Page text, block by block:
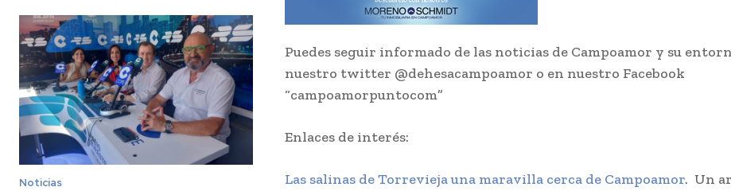
Noticias
Puedes seguir informado de las noticias de Campoamor y su
nuestro twitter @dehesacampoamor o en nuestro Facebook
“campoamorpuntocom”
Enlaces de interés:
Las salinas de Torrevieja una maravilla cerca de Campoamor. Un